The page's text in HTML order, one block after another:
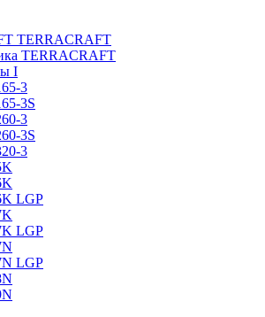
TERRACRAFT
TERRACRAFT
I
3
3S
3
3S
3
LGP
LGP
LGP